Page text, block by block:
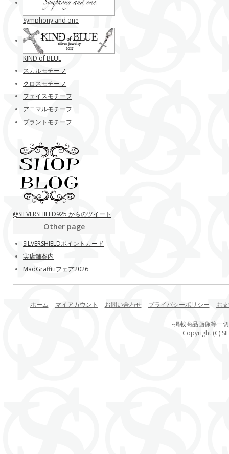
Symphony and one
KIND of BLUE
スカルモチーフ
クロスモチーフ
フェイスモチーフ
アニマルモチーフ
プラントモチーフ
@SILVERSHIELD925 からのツイート
Other page
SILVERSHIELDポイントカード
実店舗案内
MadGraffitiフェア2026
ホーム マイアカウント お問い合わせ プライバシーポリシー お
-掲載商品画像等一
Copyright (C)